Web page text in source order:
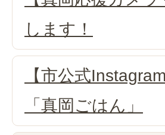
します！
【市公式
「真岡ごはん」